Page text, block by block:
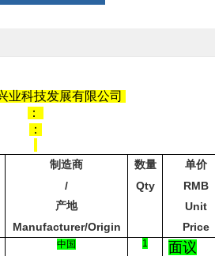
业科技发展有限公司
：
：
制造商
/
产地
Manufacturer/Origin
数量
Qty
单价
RMB
Unit
Price
中国 1 面议